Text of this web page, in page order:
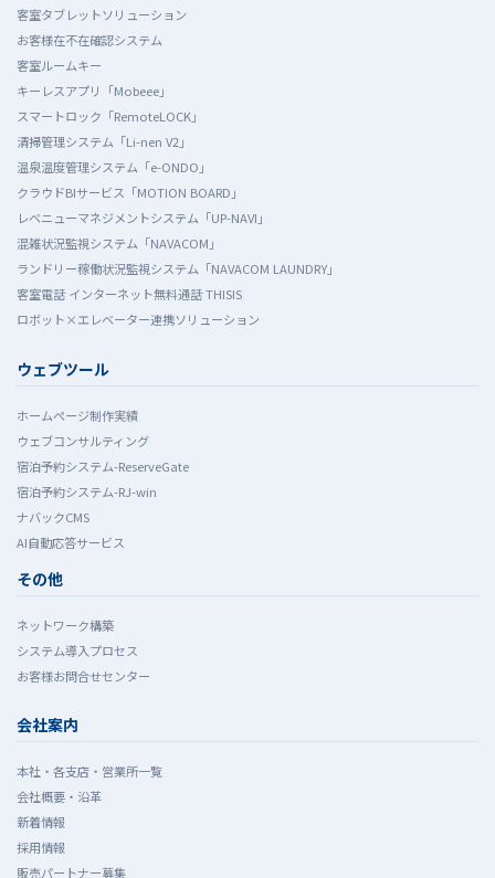
客室タブレットソリューション
お客様在不在確認システム
客室ルームキー
キーレスアプリ「Mobeee」
スマートロック「RemoteLOCK」
清掃管理システム「Li-nen V2」
温泉温度管理システム「e-ONDO」
クラウドBIサービス「MOTION BOARD」
レベニューマネジメントシステム「UP-NAVI」
混雑状況監視システム「NAVACOM」
ランドリー稼働状況監視システム「NAVACOM LAUNDRY」
客室電話 インターネット無料通話 THISIS
ロボット×エレベーター連携ソリューション
ウェブツール
ホームぺージ制作実績
ウェブコンサルティング
宿泊予約システム-ReserveGate
宿泊予約システム-RJ-win
ナバックCMS
AI自動応答サービス
その他
ネットワーク構築
システム導入プロセス
お客様お問合せセンター
会社案内
本社・各支店・営業所一覧
会社概要・沿革
新着情報
採用情報
販売パートナー募集